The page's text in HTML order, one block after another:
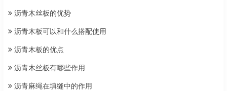
沥青木丝板的优势
沥青木板可以和什么搭配使用
沥青木板的优点
沥青木丝板有哪些作用
沥青麻绳在填缝中的作用